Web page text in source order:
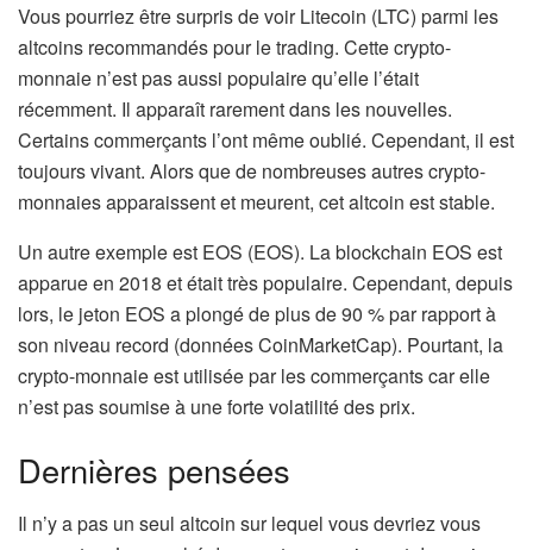
Vous pourriez être surpris de voir Litecoin (LTC) parmi les
altcoins recommandés pour le trading. Cette crypto-
monnaie n’est pas aussi populaire qu’elle l’était
récemment. Il apparaît rarement dans les nouvelles.
Certains commerçants l’ont même oublié. Cependant, il est
toujours vivant. Alors que de nombreuses autres crypto-
monnaies apparaissent et meurent, cet altcoin est stable.
Un autre exemple est EOS (EOS). La blockchain EOS est
apparue en 2018 et était très populaire. Cependant, depuis
lors, le jeton EOS a plongé de plus de 90 % par rapport à
son niveau record (données CoinMarketCap). Pourtant, la
crypto-monnaie est utilisée par les commerçants car elle
n’est pas soumise à une forte volatilité des prix.
Dernières pensées
Il n’y a pas un seul altcoin sur lequel vous devriez vous